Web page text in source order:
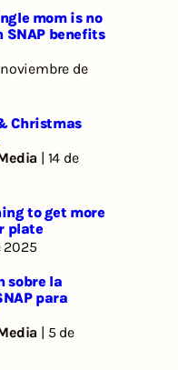
mom is no
benefits
noviembre de
Christmas
| 14 de
to get more
plate
2025
sobre la
para
| 5 de